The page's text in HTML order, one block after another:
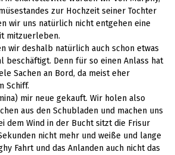
zur Hochzeit seiner Tochter
wir uns natürlich nicht entgehen eine
mitzuerleben.
wir deshalb natürlich auch schon etwas
beschäftigt. Denn für so einen Anlass hat
Sachen an Bord, da meist eher
Schiff.
mir neue gekauft. Wir holen also
aus den Schubladen und machen uns
dem Wind in der Bucht sitzt die Frisur
nicht mehr und weiße und lange
Fahrt und das Anlanden auch nicht das